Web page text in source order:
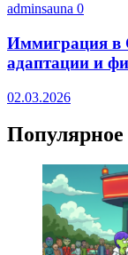
adminsauna 0
Иммиграция
адаптации и
02.03.2026
Популярное